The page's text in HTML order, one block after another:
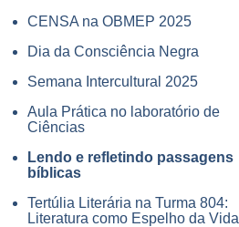
CENSA na OBMEP 2025
Dia da Consciência Negra
Semana Intercultural 2025
Aula Prática no laboratório de
Ciências
Lendo e refletindo passagens
bíblicas
Tertúlia Literária na Turma 804:
Literatura como Espelho da Vida